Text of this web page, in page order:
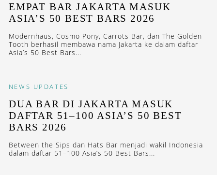
EMPAT BAR JAKARTA MASUK
ASIA’S 50 BEST BARS 2026
Modernhaus, Cosmo Pony, Carrots Bar, dan The Golden
Tooth berhasil membawa nama Jakarta ke dalam daftar
Asia’s 50 Best Bars...
NEWS UPDATES
DUA BAR DI JAKARTA MASUK
DAFTAR 51–100 ASIA’S 50 BEST
BARS 2026
Between the Sips dan Hats Bar menjadi wakil Indonesia
dalam daftar 51–100 Asia’s 50 Best Bars...